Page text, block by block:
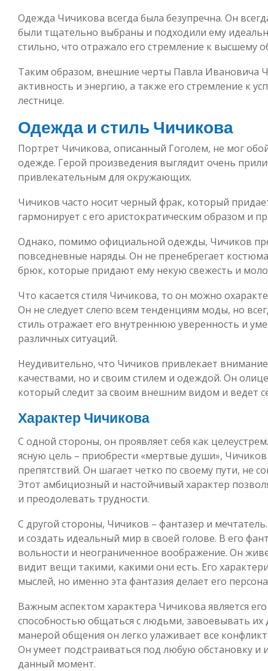
Одежда Чичикова всегда была безупречна. Он
были тщательно выбраны и подходили ему
стильно, что отражало его стремление к высшему
Таким образом, внешние черты Павла Ивановича
активность и энергию, а также его стремление к
лестнице.
Одежда и стиль Чичикова
Портрет Чичикова, описанный Гоголем, не мог
одежде. Герой произведения выглядит очень
привлекательным для окружающих.
Чичиков часто носит черный фрак, который
гармонирует с его аристократическим образом и
Однако, помимо официальной одежды, Чичиков
повседневные наряды. Он не пренебрегает
брюк, которые придают ему некую свежесть и
Что касается стиля Чичикова, то он можно
Он не следует слепо всем тенденциям моды, но
стиль отражает его внутреннюю уверенность и
различных ситуаций.
Неудивительно, что Чичиков привлекает
качествами, но и своим стилем и одеждой. Он
который следит за своим внешним видом и ведет
Характер Чичикова
С одной стороны, он проявляет себя как
ясную цель – приобрести «мертвые души»,
препятствий. Он шагает четко по своему пути, не
Этот амбициозный и настойчивый характер
и преодолевать трудности.
С другой стороны, Чичиков – фантазер и
и создать идеальный мир в своей голове. В его
вольности и неограниченное воображение. Он
видит вещи такими, какими они есть. Его
мыслей, но именно эта фантазия делает его
Важным аспектом характера Чичикова является
способностью общаться с людьми, завоевывать
манерой общения он легко улаживает все
Он умеет подстраиваться под любую обстановку и
данный момент.